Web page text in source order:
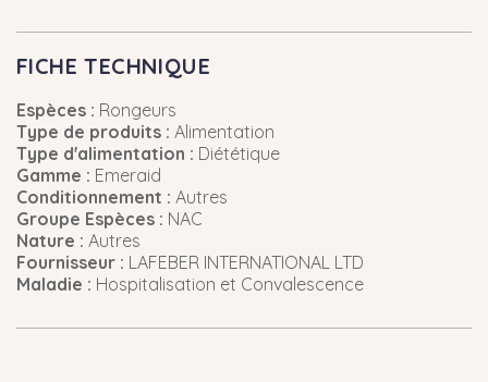
FICHE TECHNIQUE
Espèces : Rongeurs
Type de produits : Alimentation
Type d'alimentation : Diététique
Gamme : Emeraid
Conditionnement : Autres
Groupe Espèces : NAC
Nature : Autres
Fournisseur : LAFEBER INTERNATIONAL LTD
Maladie : Hospitalisation et Convalescence